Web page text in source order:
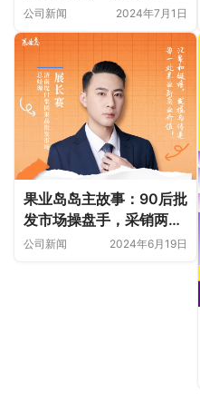
的角度来看柑橘机遇与挑
战
公司新闻 2024年7月1日
果业岛岛主故事：90后批
发市场操盘手，采销两端
数字化引领批发市场创新
公司新闻 2024年6月19日